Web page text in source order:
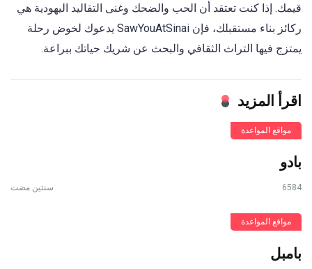
قيمك. إذا كنت تعتقد أن الحب والضحك وغنى التقاليد اليهودية هي
ركائز بناء مستقبلك، فإن SawYouAtSinai يدعوك لخوض رحلة
يمتزج فيها التراث الثقافي والبحث عن شريك حياتك ببراعة.
اقرأ المزيد
مواقع المواعدة
بادو
سنتين مضت 6584
مواقع المواعدة
بامبل